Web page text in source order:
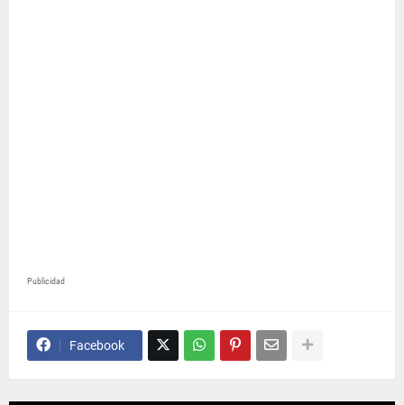
Publicidad
Facebook